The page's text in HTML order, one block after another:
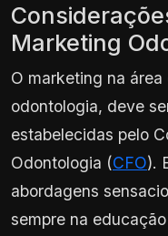
Marketing
O marketing na
odontologia, deve
estabelecidas pelo
Odontologia (CFO).
abordagens
sempre na